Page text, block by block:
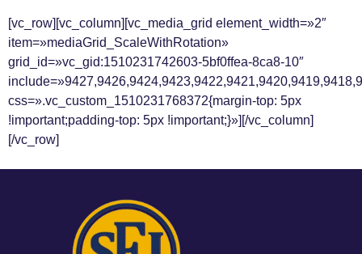
[vc_row][vc_column][vc_media_grid element_width=»2″
item=»mediaGrid_ScaleWithRotation»
grid_id=»vc_gid:1510231742603-5bf0ffea-8ca8-10″
css=».vc_custom_1510231768372{margin-top: 5px
!important;padding-top: 5px !important;}»][/vc_column]
[/vc_row]